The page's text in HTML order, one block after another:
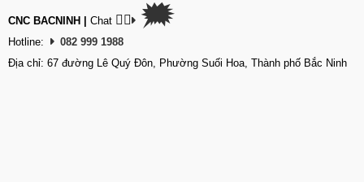
CNC BACNINH Chat 👉🏽 🗯
Hotline:
082 999 1988
Địa chỉ: 67 đường Lê Quý Đôn, Phường Suối Hoa, Thành phố Bắc Ninh